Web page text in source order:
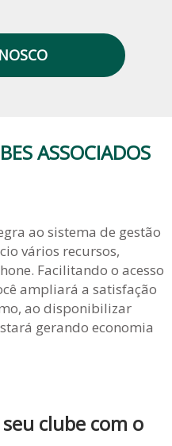
ASSOCIADOS
ao sistema de gestão
vários recursos,
Facilitando o acesso
ampliará a satisfação
ao disponibilizar
gerando economia
clube com o